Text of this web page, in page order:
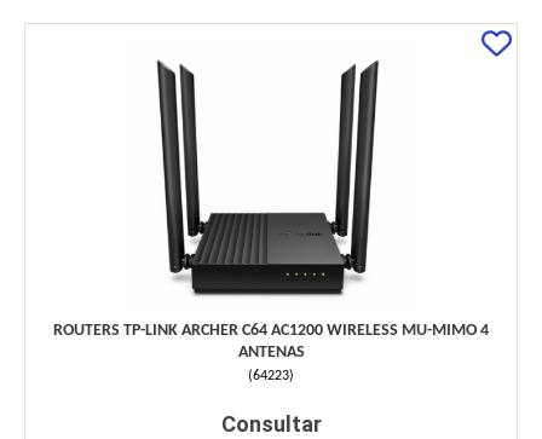
ROUTERS TP-LINK ARCHER C64 AC1200 WIRELESS MU-MIMO 4
ANTENAS
(64223)
Consultar